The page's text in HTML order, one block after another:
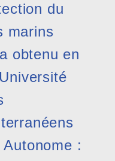
du
marins
obtenu en
: